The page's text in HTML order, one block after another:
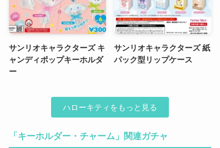
サンリオキャラクターズ キ
ャンディポップキーホルダ
ー
サンリオキャラクターズ 紙
パック型リップケース
ハローキティをもっと見る
「キーホルダー・チャーム」関連ガチャ